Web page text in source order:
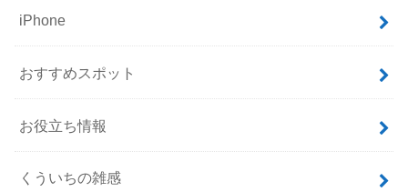
iPhone
おすすめスポット
お役立ち情報
くういちの雑感